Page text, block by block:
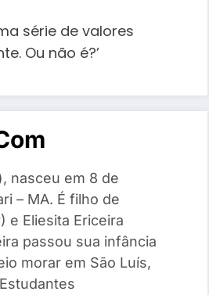
série de valores
Ou não é?’
nasceu em 8 de
– MA. É filho de
e Eliesita Ericeira
passou sua infância
morar em São Luís,